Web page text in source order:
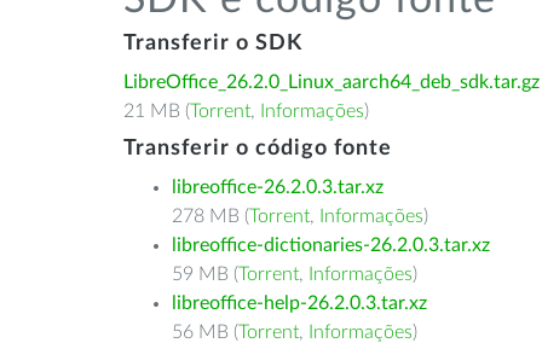
Transferir o SDK
LibreOffice_26.2.0_Linux_aarch64_deb_sdk.tar.gz
21 MB (Torrent, Informações)
Transferir o código fonte
libreoffice-26.2.0.3.tar.xz
278 MB (Torrent, Informações)
libreoffice-dictionaries-26.2.0.3.tar.xz
59 MB (Torrent, Informações)
libreoffice-help-26.2.0.3.tar.xz
56 MB (Torrent, Informações)